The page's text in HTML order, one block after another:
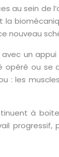
sein de
nouveau
avec un
ou se
: les
à